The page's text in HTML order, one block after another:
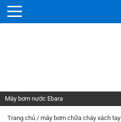
Máy bơm nước Ebara
Trang chủ / máy bơm chữa cháy xách tay